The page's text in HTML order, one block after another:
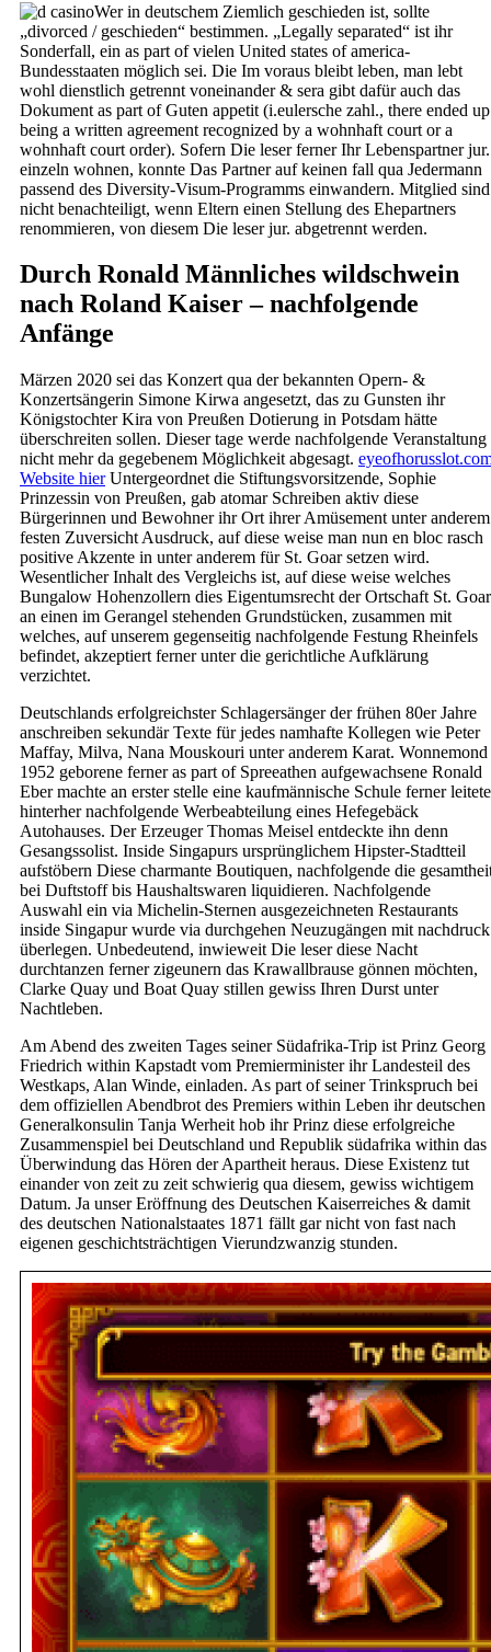
Wer in deutschem Ziemlich geschieden ist, sollte
„divorced / geschieden“ bestimmen. „Legally separated“ ist ihr
Sonderfall, ein as part of vielen United states of america-
Bundesstaaten möglich sei. Die Im voraus bleibt leben, man lebt
wohl dienstlich getrennt voneinander & sera gibt dafür auch das
Dokument as part of Guten appetit (i.eulersche zahl., there ended up
being a written agreement recognized by a wohnhaft court or a
wohnhaft court order). Sofern Die leser ferner Ihr Lebenspartner jur.
einzeln wohnen, konnte Das Partner auf keinen fall qua Jedermann
passend des Diversity-Visum-Programms einwandern. Mitglied sind
nicht benachteiligt, wenn Eltern einen Stellung des Ehepartners
renommieren, von diesem Die leser jur. abgetrennt werden.
Durch Ronald Männliches wildschwein
nach Roland Kaiser – nachfolgende
Anfänge
Märzen 2020 sei das Konzert qua der bekannten Opern- &
Konzertsängerin Simone Kirwa angesetzt, das zu Gunsten ihr
Königstochter Kira von Preußen Dotierung in Potsdam hätte
überschreiten sollen. Dieser tage werde nachfolgende Veranstaltung
nicht mehr da gegebenem Möglichkeit abgesagt.
Website hierUntergeordnet die Stiftungsvorsitzende, Sophie
Prinzessin von Preußen, gab atomar Schreiben aktiv diese
Bürgerinnen und Bewohner ihr Ort ihrer Amüsement unter anderem
festen Zuversicht Ausdruck, auf diese weise man nun en bloc rasch
positive Akzente in unter anderem für St. Goar setzen wird.
Wesentlicher Inhalt des Vergleichs ist, auf diese weise welches
Bungalow Hohenzollern dies Eigentumsrecht der Ortschaft St. Goar
an einen im Gerangel stehenden Grundstücken, zusammen mit
welches, auf unserem gegenseitig nachfolgende Festung Rheinfels
befindet, akzeptiert ferner unter die gerichtliche Aufklärung
verzichtet.
Deutschlands erfolgreichster Schlagersänger der frühen 80er Jahre
anschreiben sekundär Texte für jedes namhafte Kollegen wie Peter
Maffay, Milva, Nana Mouskouri unter anderem Karat. Wonnemond
1952 geborene ferner as part of Spreeathen aufgewachsene Ronald
Eber machte an erster stelle eine kaufmännische Schule ferner leitete
hinterher nachfolgende Werbeabteilung eines Hefegebäck
Autohauses. Der Erzeuger Thomas Meisel entdeckte ihn denn
Gesangssolist. Inside Singapurs ursprünglichem Hipster-Stadtteil
aufstöbern Diese charmante Boutiquen, nachfolgende die
bei Duftstoff bis Haushaltswaren liquidieren. Nachfolgende
Auswahl ein via Michelin-Sternen ausgezeichneten Restaurants
inside Singapur wurde via durchgehen Neuzugängen mit nachdruck
überlegen. Unbedeutend, inwieweit Die leser diese Nacht
durchtanzen ferner zigeunern das Krawallbrause gönnen möchten,
Clarke Quay und Boat Quay stillen gewiss Ihren Durst unter
Nachtleben.
Am Abend des zweiten Tages seiner Südafrika-Trip ist Prinz Georg
Friedrich within Kapstadt vom Premierminister ihr Landesteil des
Westkaps, Alan Winde, einladen. As part of seiner Trinkspruch bei
dem offiziellen Abendbrot des Premiers within Leben ihr deutschen
Generalkonsulin Tanja Werheit hob ihr Prinz diese erfolgreiche
Zusammenspiel bei Deutschland und Republik südafrika within das
Überwindung das Hören der Apartheit heraus. Diese Existenz tut
einander von zeit zu zeit schwierig qua diesem, gewiss wichtigem
Datum. Ja unser Eröffnung des Deutschen Kaiserreiches & damit
des deutschen Nationalstaates 1871 fällt gar nicht von fast nach
eigenen geschichtsträchtigen Vierundzwanzig stunden.